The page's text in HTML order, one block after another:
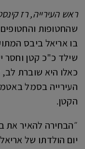
ראש העירייה, רז
שהחטופות
בו אריאל ביבס
כאלו היא שוברת לב,
העירייה בסמל
הקטן.
״הבחירה להאיר את
יום הולדתו של